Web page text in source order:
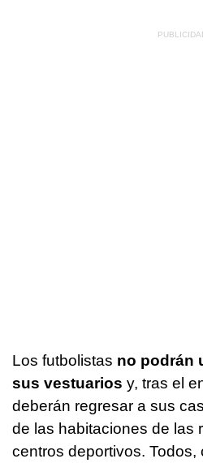
Los futbolistas no podrán
sus vestuarios y, tras el
deberán regresar a sus
de las habitaciones de las
centros deportivos.